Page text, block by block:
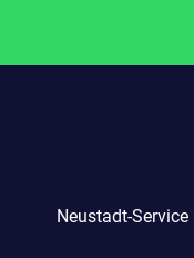
Neustadt-Service